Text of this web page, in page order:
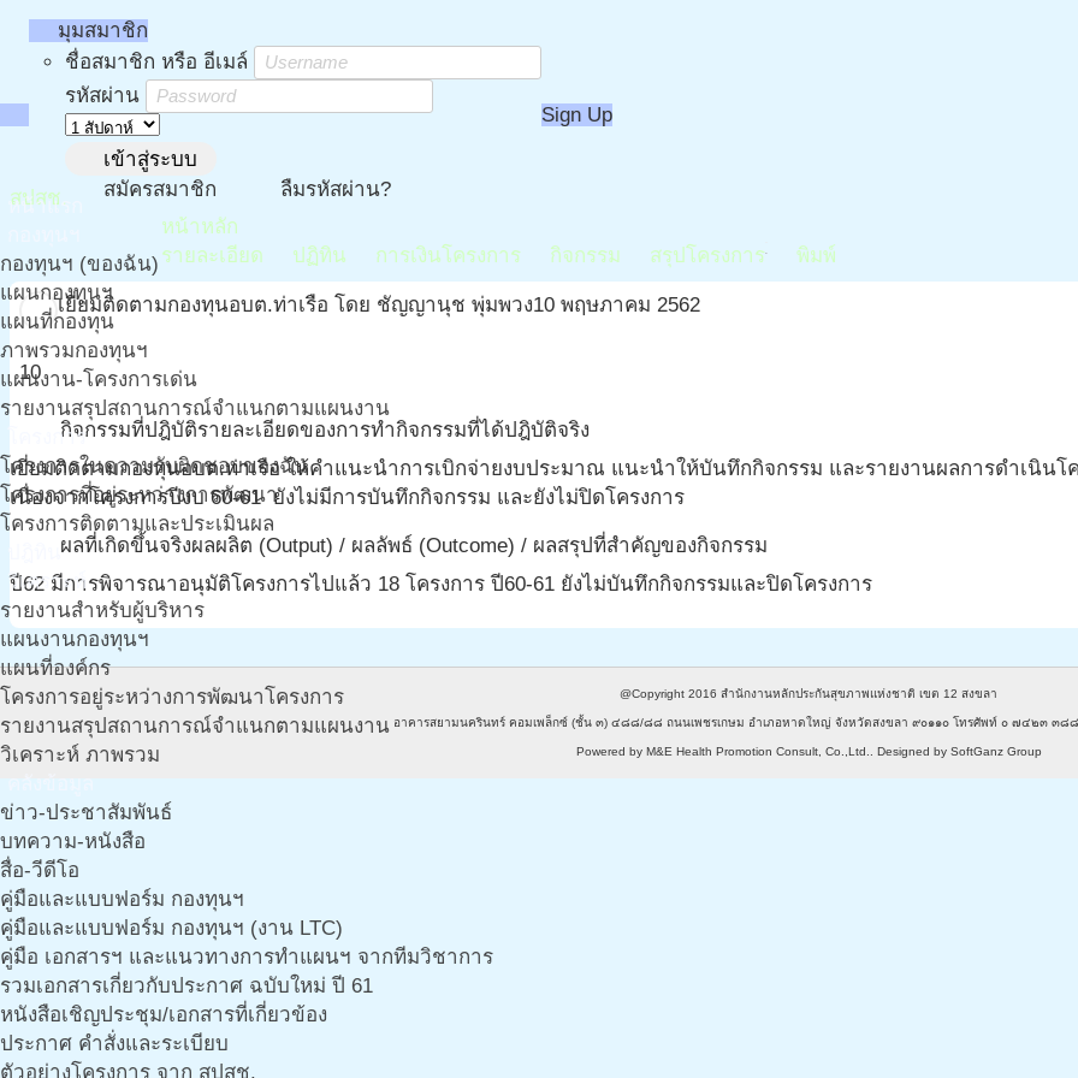
กองทุนสุขภาพตำบล - กองทุนหลักประกันสุขภาพท้องถิ่น - กปท
Owner Menu
person
มุมสมาชิก
ชื่อสมาชิก หรือ อีเมล์
รหัสผ่าน
login
เข้าสู่ระบบ
person_add
สมัครสมาชิก restore
ลืมรหัสผ่าน?
Sign Up
หน้าแรก
กองทุนฯ (ของฉัน)
แผนกองทุนฯ
แผนที่กองทุน
ภาพรวมกองทุนฯ
แผนงาน-โครงการเด่น
รายงานสรุปสถานการณ์จำแนกตามแผนงาน
โครงการ
โครงการในความรับผิดชอบของฉัน
โครงการที่อยู่ระหว่างการพัฒนา
โครงการติดตามและประเมินผล
วิเคราะห์
รายงานสำหรับผู้บริหาร
แผนงานกองทุนฯ
แผนที่องค์กร
โครงการอยู่ระหว่างการพัฒนาโครงการ
รายงานสรุปสถานการณ์จำแนกตามแผนงาน
วิเคราะห์ ภาพรวม
ข่าว-ประชาสัมพันธ์
บทความ-หนังสือ
สื่อ-วีดีโอ
คู่มือและแบบฟอร์ม กองทุนฯ
คู่มือและแบบฟอร์ม กองทุนฯ (งาน LTC)
คู่มือ เอกสารฯ และแนวทางการทำแผนฯ จากทีมวิชาการ
รวมเอกสารเกี่ยวกับประกาศ ฉบับใหม่ ปี 61
หนังสือเชิญประชุม/เอกสารที่เกี่ยวข้อง
ประกาศ คำสั่งและระเบียบ
ตัวอย่างโครงการ จาก สปสช.
directions_run
โครงการติดตามและสนับสนุนกองทุนสุขภาพตำบล LTC และกองทุนฟื้นฟูสมรรถภ
กองทุน จังหวัดสตูล ปีงบประมาณ 2562
สปสช.
more_vert
home
หน้าหลัก
find_in_page
รายละเอียด event
ปฏิทิน attach_money
การเงินโครงการ assignment
กิจกรรม assessment
สรุปโครงการ print
พิมพ์
เยี่ยมติดตามกองทุนอบต.ท่าเรือ โดย ชัญญานุช พุ่มพวง10 พฤษภาคม 2562
10
กิจกรรมที่ปฎิบัติรายละเอียดของการทำกิจกรรมที่ได้ปฎิบัติจริง
เยี่ยมติดตามกองทุนอบต.ท่าเรือ ให้คำแนะนำการเบิกจ่ายงบประมาณ แนะนำให้บันทึกกิจกรรม และรายงานผลการดำเนินโ
เนื่องจากโครงการปีงบ 60-61 ยังไม่มีการบันทึกกิจกรรม และยังไม่ปิดโครงการ
ผลที่เกิดขึ้นจริงผลผลิต (Output) / ผลลัพธ์ (Outcome) / ผลสรุปที่สำคัญของกิจกรรม
ปี62 มีการพิจารณาอนุมัติโครงการไปแล้ว 18 โครงการ ปี60-61 ยังไม่บันทึกกิจกรรมและปิดโครงการ
@Copyright 2016 สำนักงานหลักประกันสุขภาพแห่งชาติ เขต 12 สงขลา
อาคารสยามนครินทร์ คอมเพล็กซ์ (ชั้น ๓) ๔๘๘/๘๘ ถนนเพชรเกษม อำเภอหาดใหญ่ จังหวัดสงขลา ๙๐๑๑๐ โทรศัพท์ ๐ ๗๔๒๓ ๓
Powered by M&E Health Promotion Consult, Co.,Ltd. . Designed by SoftGanz Group